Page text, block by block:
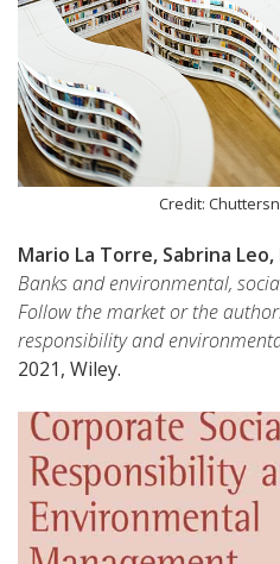
Credit:
Mario La Torre, Sabrina
Banks and environmental,
Follow the market or the
responsibility and
2021, Wiley.